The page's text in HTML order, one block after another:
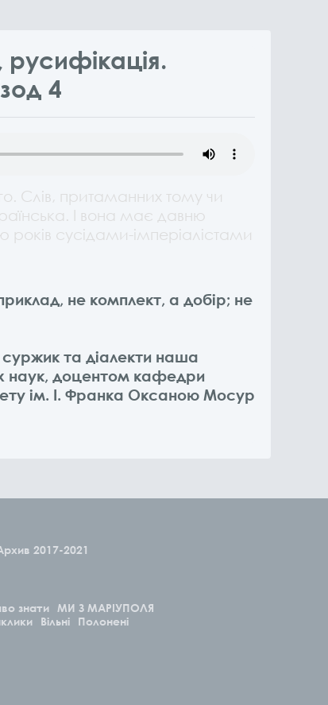
русифікація.
4
Слів, притаманних тому чи
І вона має давню
сусідами-імперіалістами
не комплект, а добір; не
суржик та діалекти наша
наук, доцентом кафедри
ім. І. Франка Оксаною Мосур
2017-2021
знати
МИ З МАРІУПОЛЯ
Вільні Полонені